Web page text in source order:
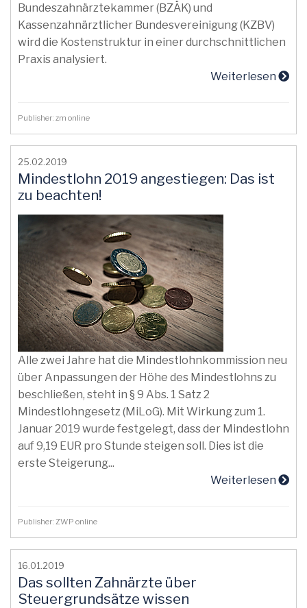
Bundeszahnärztekammer (BZÄK) und
Kassenzahnärztlicher Bundesvereinigung (KZBV)
wird die Kostenstruktur in einer durchschnittlichen
Praxis analysiert.
Weiterlesen
Publisher: zm online
25.02.2019
Mindestlohn 2019 angestiegen: Das ist
zu beachten!
Alle zwei Jahre hat die Mindestlohnkommission neu
über Anpassungen der Höhe des Mindestlohns zu
beschließen, steht in § 9 Abs. 1 Satz 2
Mindestlohngesetz (MiLoG). Mit Wirkung zum 1.
Januar 2019 wurde festgelegt, dass der Mindestlohn
auf 9,19 EUR pro Stunde steigen soll. Dies ist die
erste Steigerung...
Weiterlesen
Publisher: ZWP online
16.01.2019
Das sollten Zahnärzte über
Steuergrundsätze wissen